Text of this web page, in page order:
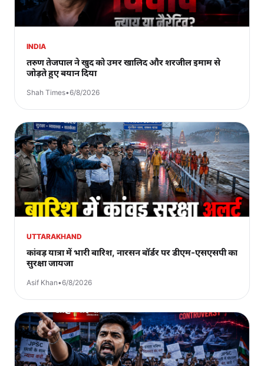
INDIA
तरुण तेजपाल ने खुद को उमर खालिद और शरजील इमाम से
जोड़ते हुए बयान दिया
Shah Times•6/8/2026
UTTARAKHAND
कांवड़ यात्रा में भारी बारिश, नारसन बॉर्डर पर डीएम-एसएसपी का
सुरक्षा जायजा
Asif Khan•6/8/2026